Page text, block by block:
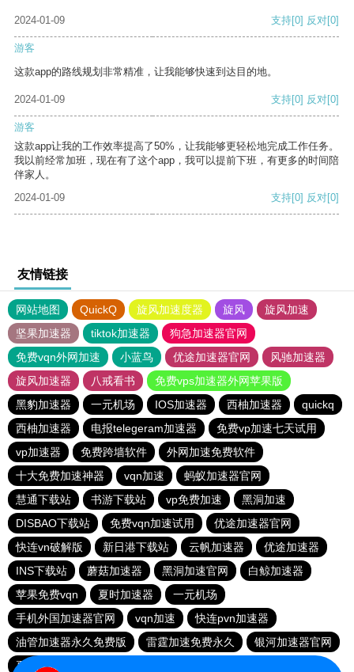
2024-01-09 支持[0] 反对[0]
游客
这款app的路线规划非常精准，让我能够快速到达目的地。
2024-01-09 支持[0] 反对[0]
游客
这款app让我的工作效率提高了50%，让我能够更轻松地完成工作任务。
我以前经常加班，现在有了这个app，我可以提前下班，有更多的时间陪
伴家人。
2024-01-09
支持[0] 反对[0]
友情链接
网站地图 QuickQ 旋风加速度器 旋风
旋风加速
坚果加速器
tiktok加速器
狗急加速器官网
免费vqn外网加速
小蓝鸟 优途加速器官网
风驰加速器
旋风加速器
八戒看书
免费vps加速器外网苹果版
黑豹加速器
一元机场 IOS加速器 西柚加速器
quickq
西柚加速器
电报telegeram加速器
免费vp加速七天试用
vp加速器
免费跨墙软件
外网加速免费软件
十大免费加速神器
vqn加速
蚂蚁加速器官网
慧通下载站
书游下载站 vp免费加速
黑洞加速
DISBAO下载站
免费vqn加速试用
优途加速器官网
快连vn破解版
新日港下载站 云帆加速器
优途加速器
INS下载站
蘑菇加速器 黑洞加速官网
白鲸加速器
苹果免费vqn
夏时加速器
一元机场
手机外国加速器官网
vqn加速
快连pvn加速器
油管加速器永久免费版
雷霆加速免费永久
银河加速器官网
夏时加速器